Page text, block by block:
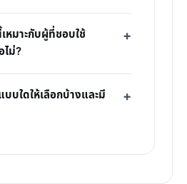
มาะกับผู้ที่ชอบใช้
ไม่?
บใดให้เลือกบ้างและมี